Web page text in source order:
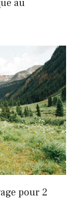
au
pour 2